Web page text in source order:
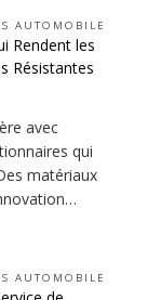
AUTOMOBILE
Rendent les
Résistantes
avec
qui
matériaux
AUTOMOBILE